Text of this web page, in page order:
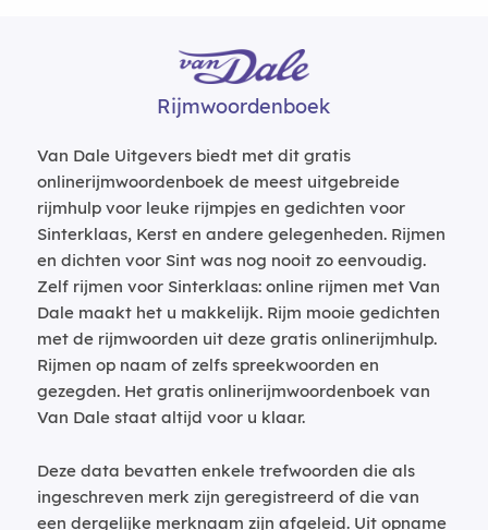
Rijmwoordenboek
Van Dale Uitgevers biedt met dit gratis
onlinerijmwoordenboek de meest uitgebreide
rijmhulp voor leuke rijmpjes en gedichten voor
Sinterklaas, Kerst en andere gelegenheden. Rijmen
en dichten voor Sint was nog nooit zo eenvoudig.
Zelf rijmen voor Sinterklaas: online rijmen met Van
Dale maakt het u makkelijk. Rijm mooie gedichten
met de rijmwoorden uit deze gratis onlinerijmhulp.
Rijmen op naam of zelfs spreekwoorden en
gezegden. Het gratis onlinerijmwoordenboek van
Van Dale staat altijd voor u klaar.
Deze data bevatten enkele trefwoorden die als
ingeschreven merk zijn geregistreerd of die van
een dergelijke merknaam zijn afgeleid. Uit opname